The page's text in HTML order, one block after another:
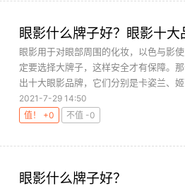
眼影什么牌子好？眼影十大
眼影用于对眼部周围的化妆，以色与影
定要选择大牌子，这样安全才有保障。
出十大眼影品牌，它们分别是卡姿兰、
2021-7-29 14:50
值！ +0
不值 -0
眼影什么牌子好？